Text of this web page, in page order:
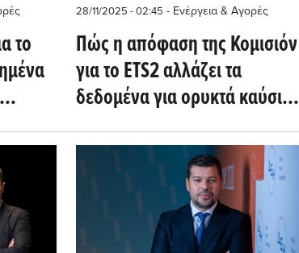
το
28/11/2025 - 02:45 - Ενέργεια & Αγορές
Πώς η απόφαση της Κομισιόν
για το ETS2 αλλάζει τα
δεδομένα για ορυκτά καύσιμα
και εξηλεκτρισμό